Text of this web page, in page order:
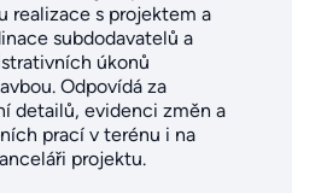
realizace s projektem a
subdodavatelů a
úkonů
Odpovídá za
detailů, evidenci změn a
prací v terénu i na
projektu.